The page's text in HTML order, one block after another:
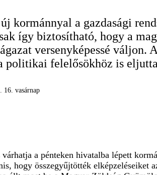
kormánnyal a gazdasági
így biztosítható, hogy a
versenyképessé váljon. A
politikai felelősökhöz is
16. vasárnap
a pénteken hivatalba lépett
hogy összegyűjtötték